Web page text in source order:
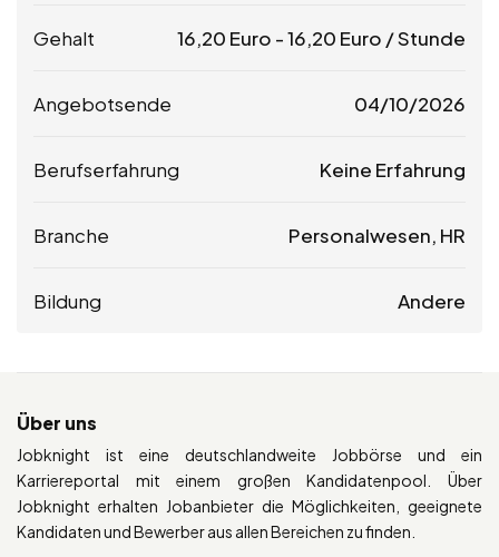
Gehalt 16,20 Euro -16,20 Euro / Stunde
Angebotsende 04/10/2026
Berufserfahrung Keine Erfahrung
Branche Personalwesen, HR
Bildung Andere
Über uns
Jobknight ist eine deutschlandweite Jobbörse und ein
Karriereportal mit einem großen Kandidatenpool. Über
Jobknight erhalten Jobanbieter die Möglichkeiten, geeignete
Kandidaten und Bewerber aus allen Bereichen zu finden.